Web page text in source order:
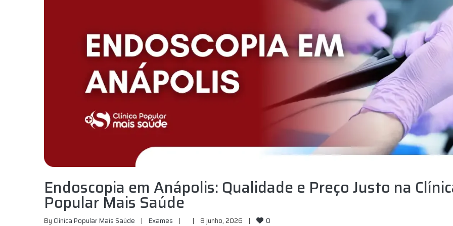
Endoscopia em Anápolis: Qualidade e Preço Justo na
Popular Mais Saúde
By Clínica Popular Mais Saúde | Exames | | 8 junho, 2026 | 0